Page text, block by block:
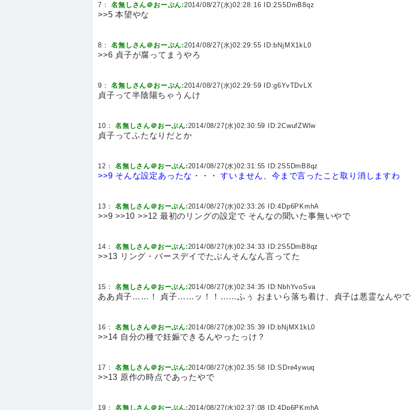
7：名無しさん＠おーぷん:2014/08/27(水)02:28:16 ID:2S5DmB8qz
>>5 本望やな
8：名無しさん＠おーぷん:2014/08/27(水)02:29:55 ID: bNjMX1kL0
>>6 貞子が腐ってまうやろ
9：名無しさん＠おーぷん:2014/08/27(水)02:29:59 ID:g6YvTDvLX
貞子って半陰陽ちゃうんけ
10：名無しさん＠おーぷん:2014/08/27(水)02:30:59 ID:2CwufZWlw
貞子ってふたなりだとか
12：名無しさん＠おーぷん:2014/08/27(水)02:31:55 ID:2S5DmB8qz
>>9 そんな設定あったな・・・ すいません、今まで言ったこと取り消しますわ
13：名無しさん＠おーぷん:2014/08/27(水)02:33:26 ID:4Dp6PKmhA
>>9 >>10 >>12 最初のリングの設定で そんなの聞いた事無いやで
14：名無しさん＠おーぷん:2014/08/27(水)02:34:33 ID:2S5DmB8qz
>>13 リング・バースデイでたぶんそんなん言ってた
15：名無しさん＠おーぷん:2014/08/27(水)02:34:35 ID: NbhYvoSva
ああ貞子……！ 貞子……ッ！！……ふぅ おまいら落ち着け、貞子は悪霊なんやで
16：名無しさん＠おーぷん:2014/08/27(水)02:35:39 ID: bNjMX1kL0
>>14 自分の種で妊娠できるんやったっけ？
17：名無しさん＠おーぷん:2014/08/27(水)02:35:58 ID:SDre4ywuq
>>13 原作の時点であったやで
19：名無しさん＠おーぷん:2014/08/27(水)02:37:08 ID:4Dp6PKmhA